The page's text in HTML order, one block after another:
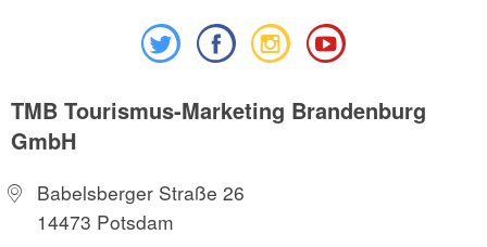
TMB Tourismus-Marketing Brandenburg
GmbH
Babelsberger Straße 26
14473 Potsdam